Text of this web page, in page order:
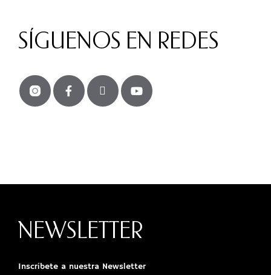
SÍGUENOS EN REDES
NEWSLETTER
Inscríbete a nuestra Newsletter